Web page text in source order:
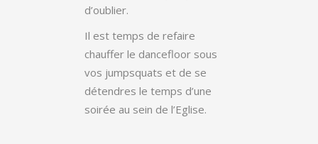
d’oublier.
Il est temps de refaire
chauffer le dancefloor sous
vos jumpsquats et de se
détendres le temps d’une
soirée au sein de l’Eglise.